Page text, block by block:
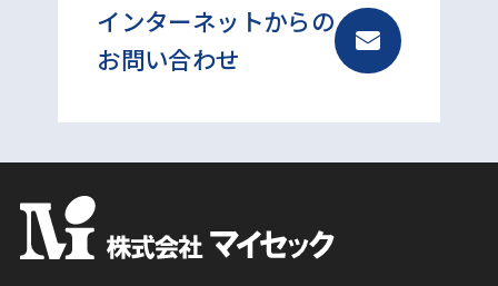
インターネットからの
お問い合わせ